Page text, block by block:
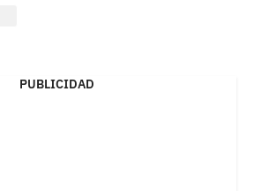
PUBLICIDAD